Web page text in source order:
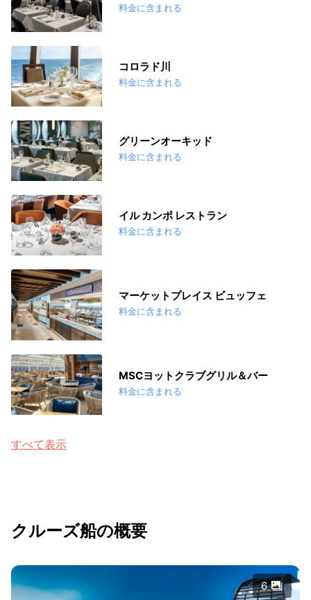
料金に含まれる
コロラド川
料金に含まれる
グリーンオーキッド
料金に含まれる
イル カンポ レストラン
料金に含まれる
マーケットプレイス ビュッフェ
料金に含まれる
MSCヨットクラブグリル＆バー
料金に含まれる
すべて表示
クルーズ船の概要
6